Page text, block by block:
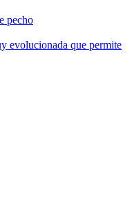
pecho
evolucionada que permite